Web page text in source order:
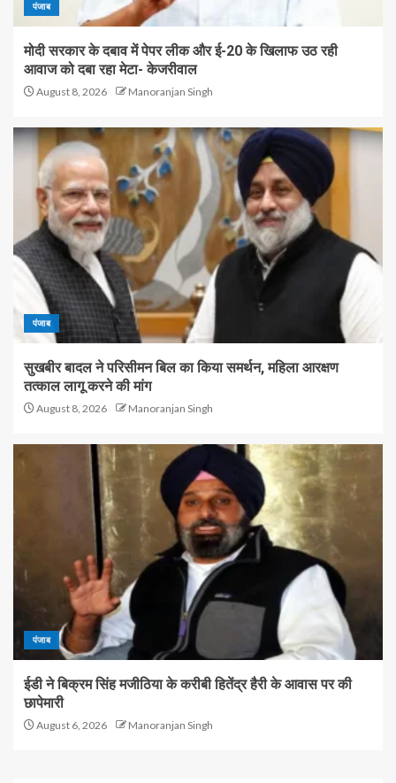
पंजाब
मोदी सरकार के दबाव में पेपर लीक और ई-20 के खिलाफ उठ रही
आवाज को दबा रहा मेटा- केजरीवाल
August 8, 2026 Manoranjan Singh
पंजाब
सुखबीर बादल ने परिसीमन बिल का किया समर्थन, महिला आरक्षण
तत्काल लागू करने की मांग
August 8, 2026 Manoranjan Singh
पंजाब
ईडी ने बिक्रम सिंह मजीठिया के करीबी हितेंद्र हैरी के आवास पर की
छापेमारी
August 6, 2026 Manoranjan Singh